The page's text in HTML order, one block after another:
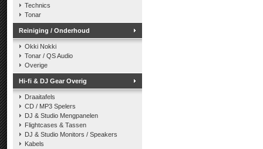
Technics
Tonar
Reiniging / Onderhoud
Okki Nokki
Tonar / QS Audio
Overige
Hi-fi & DJ Gear Overig
Draaitafels
CD / MP3 Spelers
DJ & Studio Mengpanelen
Flightcases & Tassen
DJ & Studio Monitors / Speakers
Kabels